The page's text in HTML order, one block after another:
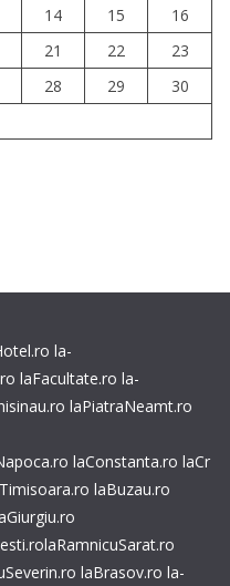
14 15
16
21 22
23
28 29
30
la-
laFacultate.ro la-
laPiatraNeamt.ro
laConstanta.ro laCr
laBuzau.ro
laRamnicuSarat.ro
laBrasov.ro la-